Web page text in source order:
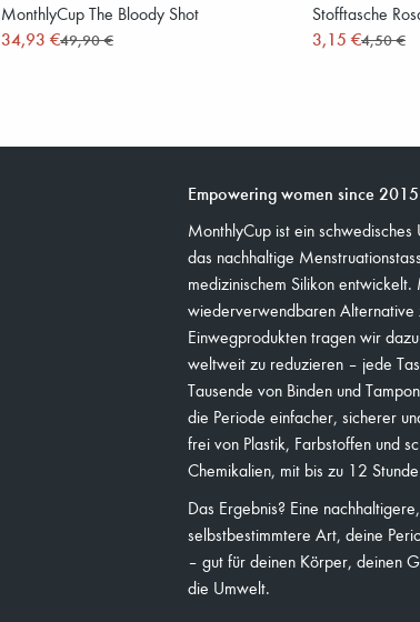
MonthlyCup The Bloody Shot
34,93 €49,90 €
Stofftasche
3,15 €4,50 €
Empowering women since 2015
MonthlyCup ist ein schwedisches
das nachhaltige
medizinischem Silikon
wiederverwendbaren Alternative
Einwegprodukten tragen wir
weltweit zu reduzieren – jede
Tausende von Binden und
die Periode einfacher, sicherer
frei von Plastik, Farbstoffen und
Chemikalien, mit bis zu 12
Das Ergebnis? Eine
selbstbestimmtere Art, deine
– gut für deinen Körper, deinen
die Umwelt.